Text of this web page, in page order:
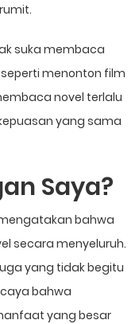
suka membaca
menonton film
novel terlalu
yang sama
Saya?
bahwa
secara menyeluruh.
yang tidak begitu
bahwa
yang besar